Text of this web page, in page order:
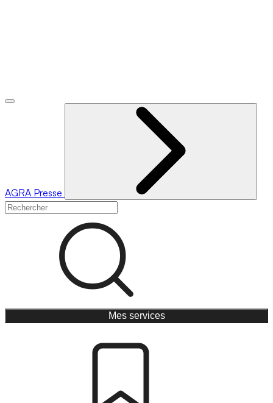
AGRA Presse
Mes services